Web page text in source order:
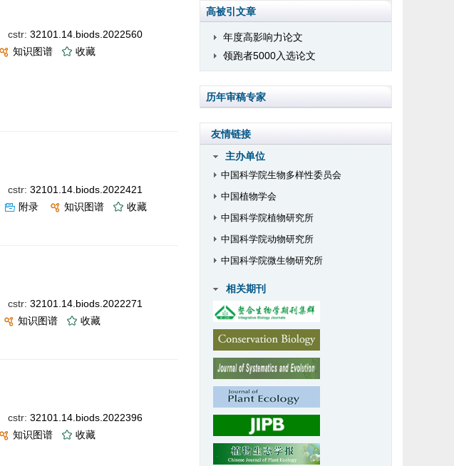
cstr: 32101.14.biods.2022560
知识图谱
收藏
cstr: 32101.14.biods.2022421
附录 知识图谱
收藏
cstr: 32101.14.biods.2022271
知识图谱
收藏
cstr: 32101.14.biods.2022396
知识图谱
收藏
高被引文章
年度高影响力论文
领跑者5000入选论文
历年审稿专家
友情链接
主办单位
中国科学院生物多样性委员会
中国植物学会
中国科学院植物研究所
中国科学院动物研究所
中国科学院微生物研究所
相关期刊